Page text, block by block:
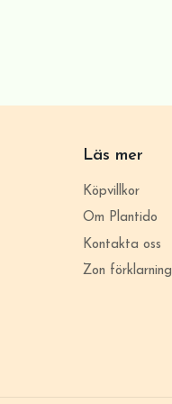
Läs mer
Köpvillkor
Om Plantido
Kontakta oss
Zon förklarning